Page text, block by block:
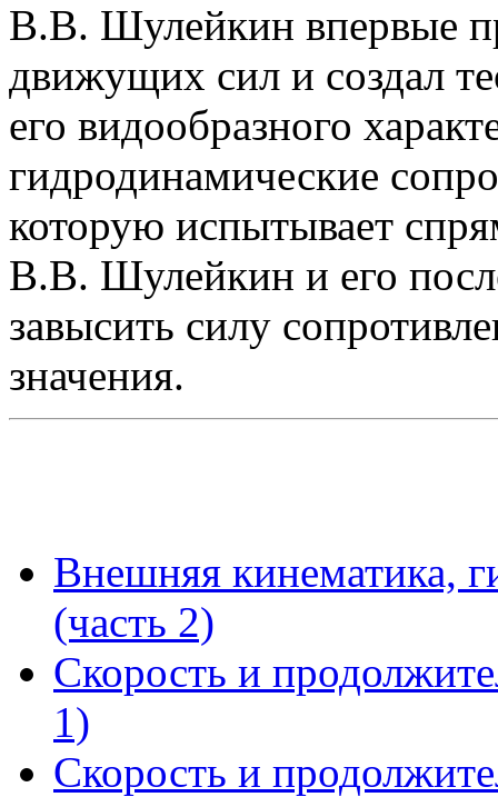
В.В. Шулейкин впервые
движущих сил и создал
его видообразного
гидродинамические
которую испытывает
В.В. Шулейкин и его
завысить силу
значения.
Внешняя кинематика,
(часть 2)
Скорость и
1)
Скорость и